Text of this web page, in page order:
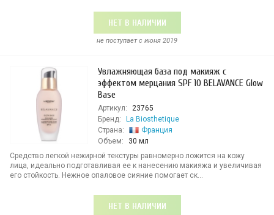
НЕТ В НАЛИЧИИ
не поступает c июня 2019
Увлажняющая база под макияж с
эффектом мерцания SPF 10 BELAVANCE Glow
Base
Артикул:
23765
Бренд:
La Biosthetique
Страна:
Франция
Объем:
30 мл
Средство легкой нежирной текстуры равномерно ложится на кожу
лица, идеально подготавливая ее к нанесению макияжа и увеличивая
его стойкость. Нежное опаловое сияние помогает ск...
НЕТ В НАЛИЧИИ